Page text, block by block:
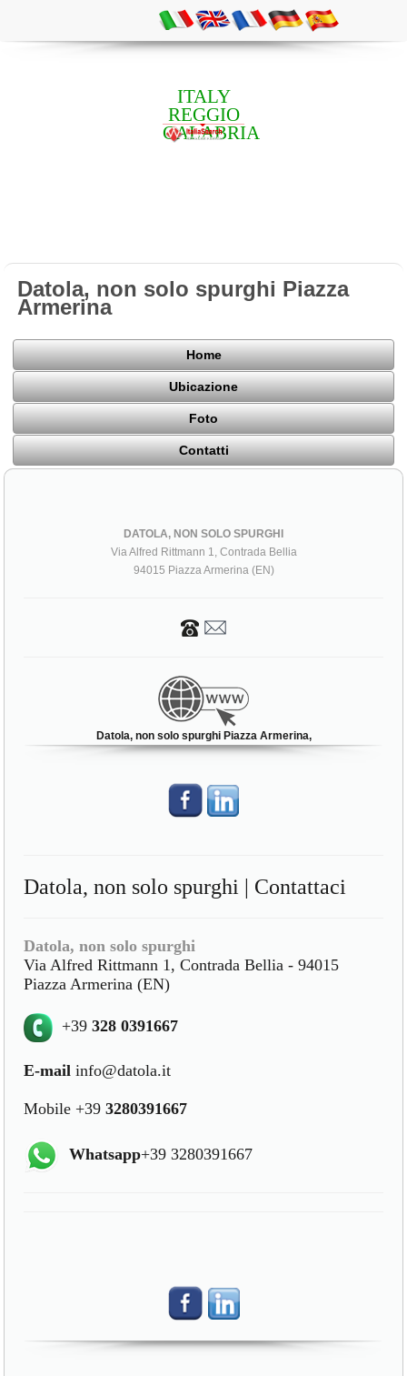
ITALY
REGGIO
CALABRIA
Datola, non solo spurghi Piazza
Armerina
Home
Ubicazione
Foto
Contatti
DATOLA, NON SOLO SPURGHI
Via Alfred Rittmann 1, Contrada Bellia
94015 Piazza Armerina (EN)
Datola, non solo spurghi Piazza Armerina,
Datola, non solo spurghi | Contattaci
Datola, non solo spurghi
Via Alfred Rittmann 1, Contrada Bellia - 94015
Piazza Armerina (EN)
+39328 0391667
E-mail info@datola.it
Mobile +393280391667
Whatsapp+39 3280391667